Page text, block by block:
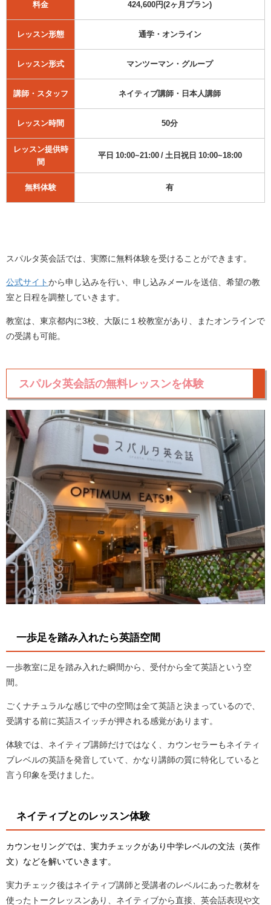
料金 424,600円(2ヶ月プラン)
レッスン形態 通学・オンライン
レッスン形式 マンツーマン・グループ
講師・スタッフ ネイティブ講師・日本人講師
レッスン時間 50分
レッスン提供時
間
平日 10:00~21:00 / 土日祝日 10:00~18:00
無料体験 有
スパルタ英会話では、実際に無料体験を受けることができます。
公式サイト から申し込みを行い、申し込みメールを送信、希望の教
室と日程を調整していきます。
教室は、東京都内に3校、大阪に１校教室があり、またオンラインで
の受講も可能。
スパルタ英会話の無料レッスンを体験
一歩足を踏み入れたら英語空間
一歩教室に足を踏み入れた瞬間から、受付から全て英語という空
間。
ごくナチュラルな感じで中の空間は全て英語と決まっているので、
受講する前に英語スイッチが押される感覚があります。
体験では、ネイティブ講師だけではなく、カウンセラーもネイティ
ブレベルの英語を発音していて、かなり講師の質に特化していると
言う印象を受けました。
ネイティブとのレッスン体験
カウンセリングでは、実力チェックがあり中学レベルの文法（英作
文）などを解いていきます。
実力チェック後はネイティブ講師と受講者のレベルにあった教材を
使ったトークレッスンあり、ネイティブから直接、英会話表現や文